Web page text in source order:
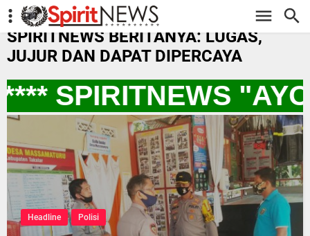
-->
SPIRITNEWS BERITANYA: LUGAS,
JUJUR DAN DAPAT DIPERCAYA
SPIRITNEWS "AYO
Headline Polisi